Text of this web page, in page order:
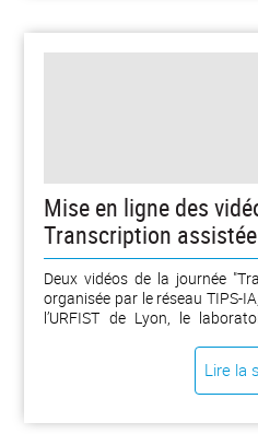
Mise en ligne des
Transcription
Deux vidéos de la journée
organisée par le réseau TIPS-
l’URFIST de Lyon, le
données 2026 sont disponibles.
Lire la